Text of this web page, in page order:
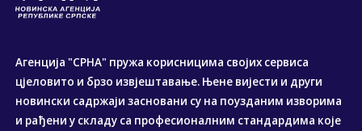
Агенција "СРНА" пружа корисницима својих сервиса
цјеловито и брзо извјештавање. Њене вијести и други
новински садржаји засновани су на поузданим изворима
и рађени у складу са професионалним стандардима које